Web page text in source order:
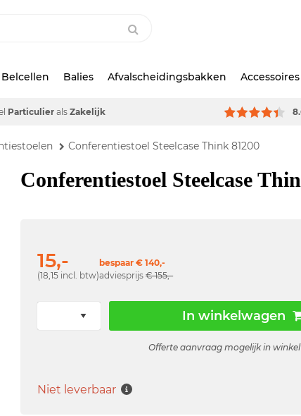
Belcellen Balies Afvalscheidingsbakken Accessoires
Particulier als Zakelijk
Conferentiestoel Steelcase Think 81200
Conferentiestoel Steelcase
15,-
(18,15 incl. btw)
bespaar € 140,-
adviesprijs€ 155,-
In winkelwagen
Offerte aanvraag mogelijk in
Niet leverbaar